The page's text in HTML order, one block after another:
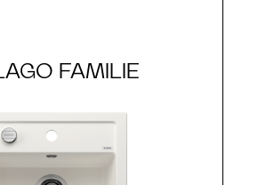
FAMILIE